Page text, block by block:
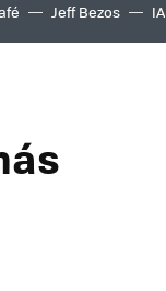
Jeff Bezos IA